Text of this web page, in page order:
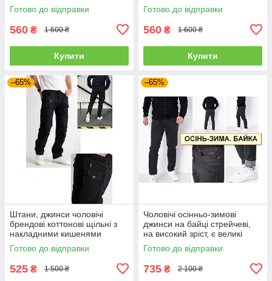
Готово до відправки
560 ₴ 1 600 ₴
Купити
Готово до відправки
560 ₴ 1 600 ₴
Купити
–65%
Штани, джинси чоловічі
брендові коттонові щільні з
накладними кишенями
"карго" MIGACH, Туреччина
Готово до відправки
525 ₴ 1 500 ₴
–65%
Чоловічі осінньо-зимові
джинси на байці стрейчеві,
на високий зріст, є великі
розміри VINGVGS, Туреччина
Готово до відправки
735 ₴ 2 100 ₴